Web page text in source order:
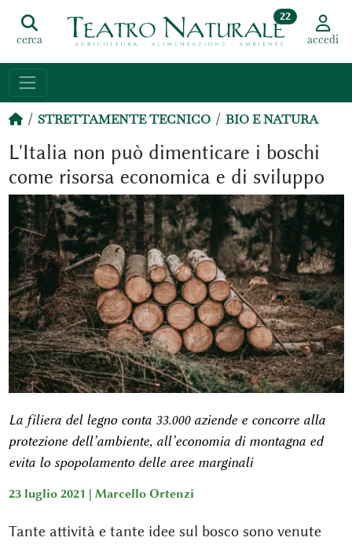
cerca
22
accedi
STRETTAMENTE TECNICO BIO E NATURA
L'Italia non può dimenticare i boschi
come risorsa economica e di sviluppo
La filiera del legno conta 33.000 aziende e concorre alla
protezione dell’ambiente, all’economia di montagna ed
evita lo spopolamento delle aree marginali
23 luglio 2021 | Marcello Ortenzi
Tante attività e tante idee sul bosco sono venute